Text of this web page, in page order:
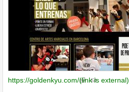
https://goldenkyu.com/(link is external)